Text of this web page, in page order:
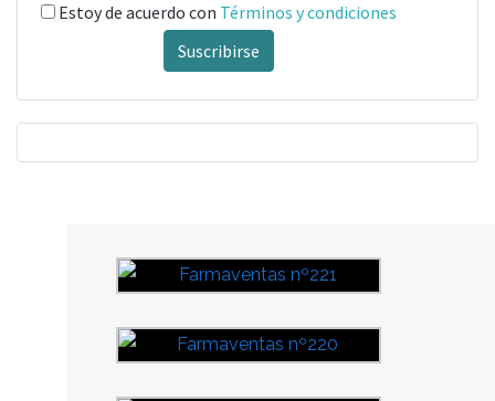
Estoy de acuerdo con Términos y condiciones
Suscribirse